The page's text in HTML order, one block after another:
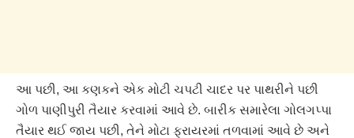
આ પછી, આ કણકને એક મોટી ચપટી ચાદર પર પાથરીને પછી
ગોળ પાણીપુરી તૈયાર કરવામાં આવે છે. બારીક સમારેલા ગોલગપ્પા
તૈયાર થઈ જાય પછી, તેને મોટા ફ્રાયરમાં તળવામાં આવે છે અને